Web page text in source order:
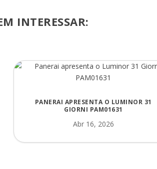
INTERESSAR:
PANERAI APRESENTA O LUMINOR 31
GIORNI PAM01631
Abr 16, 2026